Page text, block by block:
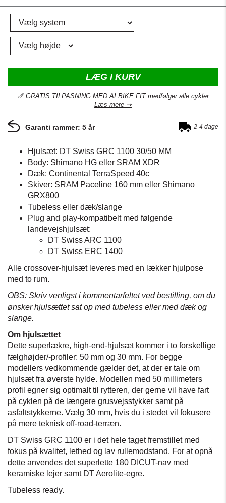
LÆG I KURV
📏 GRATIS TILPASNING MED AI BIKE FIT medfølger alle cykler
Læs mere ➝
Garanti rammer: 5 år 2-4 dage
Hjulsæt: DT Swiss GRC 1100 30/50 MM
Body: Shimano HG eller SRAM XDR
Dæk: Continental TerraSpeed 40c
Skiver: SRAM Paceline 160 mm eller Shimano
GRX800
Tubeless eller dæk/slange
Plug and play-kompatibelt med følgende
landevejshjulsæt:
DT Swiss ARC 1100
DT Swiss ERC 1400
Alle crossover-hjulsæt leveres med en lækker hjulpose
med to rum.
OBS: Skriv venligst i kommentarfeltet ved bestilling, om du
ønsker hjulsættet sat op med tubeless eller med dæk og
slange.
Om hjulsættet
Dette superlækre, high-end-hjulsæt kommer i to forskellige
fælghøjder/-profiler: 50 mm og 30 mm. For begge
modellers vedkommende gælder det, at der er tale om
hjulsæt fra øverste hylde. Modellen med 50 millimeters
profil egner sig optimalt til rytteren, der gerne vil have fart
på cyklen på de længere grusvejsstykker samt på
asfaltstykkerne. Vælg 30 mm, hvis du i stedet vil fokusere
på mere teknisk off-road-terræn.
DT Swiss GRC 1100 er i det hele taget fremstillet med
fokus på kvalitet, lethed og lav rullemodstand. For at opnå
dette anvendes det superlette 180 DICUT-nav med
keramiske lejer samt DT Aerolite-egre.
Tubeless ready.